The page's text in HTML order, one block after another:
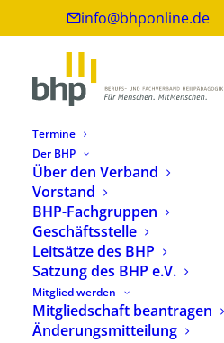
info@bhponline.de
Termine
Der BHP
Über den Verband
Vorstand
BHP-Fachgruppen
Geschäftsstelle
Leitsätze des BHP
Satzung des BHP e.V.
Mitglied werden
Mitgliedschaft beantragen
Änderungsmitteilung